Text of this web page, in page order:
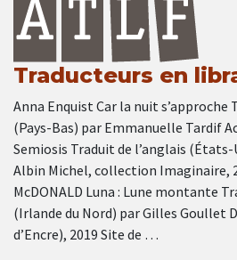
Traducteurs en
Anna Enquist Car la nuit s’approche
(Pays-Bas) par Emmanuelle Tardif
Semiosis Traduit de l’anglais
Albin Michel, collection Imaginaire,
McDONALD Luna : Lune montante
(Irlande du Nord) par Gilles Goullet
d’Encre), 2019 Site de …